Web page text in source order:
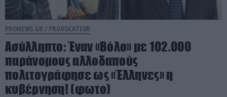
PRONEWS.GR / PROVOCATEUR
Ασύλληπτο: Έναν «Βόλο» με 102.000
παράνομους αλλοδαπούς
πολιτογράφησε ως «Έλληνες» η
κυβέρνηση! (φωτο)